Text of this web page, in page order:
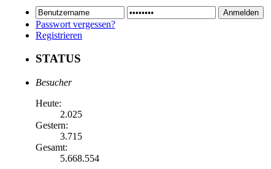
Passwort vergessen?
Registrieren
STATUS
Besucher
Heute:
2.025
Gestern:
3.715
Gesamt:
5.668.554